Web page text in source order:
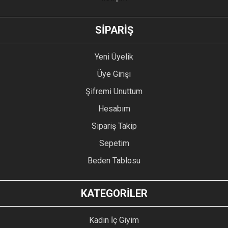
GÖNDER
SİPARİŞ
Yeni Üyelik
Üye Girişi
Şifremi Unuttum
Hesabım
Sipariş Takip
Sepetim
Beden Tablosu
KATEGORİLER
Kadın İç Giyim